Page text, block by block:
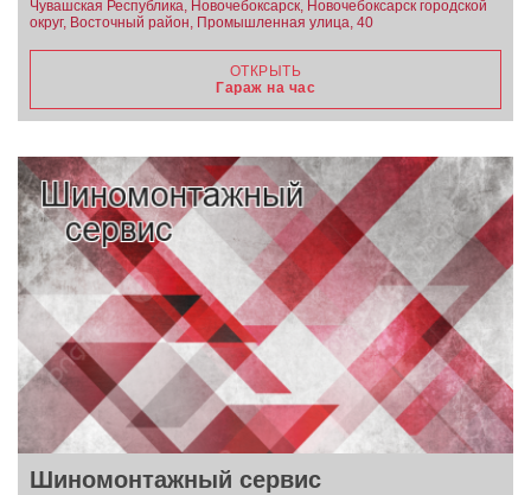
Чувашская Республика, Новочебоксарск, Новочебоксарск городской
округ, Восточный район, Промышленная улица, 40
ОТКРЫТЬ
Гараж на час
Шиномонтажный сервис